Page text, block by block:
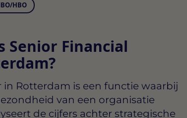
HBO
Senior Financial
in Rotterdam is een functie waarbij
van een organisatie
de cijfers achter strategische